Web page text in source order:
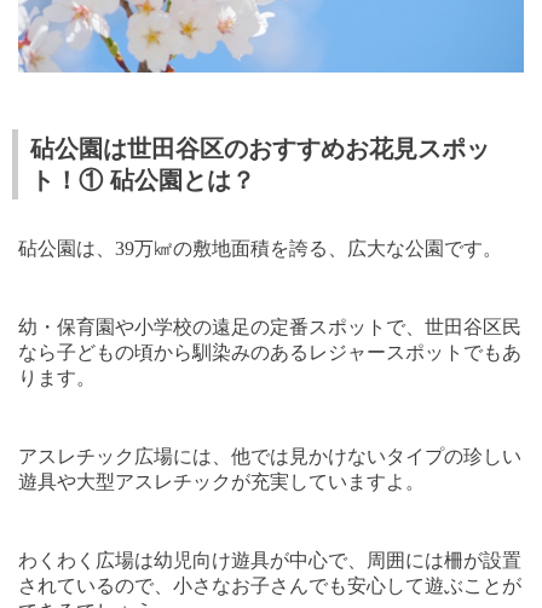
砧公園は世田谷区のおすすめお花見スポッ
ト！① 砧公園とは？
砧公園は、 39万㎢の敷地面積を誇る、広大な公園です。
幼・保育園や小学校の遠足の定番スポットで、世田谷区民
なら子どもの頃から馴染みのあるレジャースポットでもあ
ります。
アスレチック広場には、他では見かけないタイプの珍しい
遊具や大型アスレチックが充実していますよ。
わくわく広場は幼児向け遊具が中心で、周囲には柵が設置
されているので、小さなお子さんでも安心して遊ぶことが